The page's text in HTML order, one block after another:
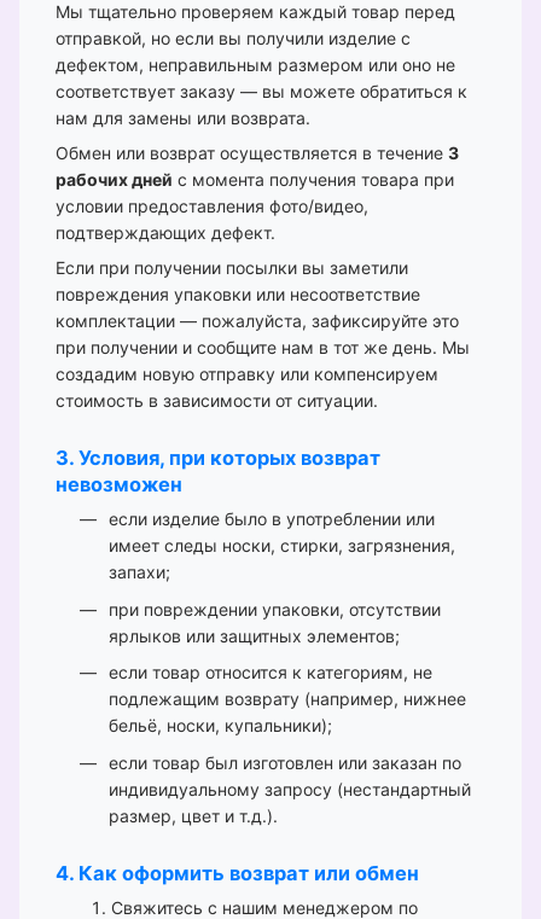
Мы тщательно проверяем каждый товар перед
отправкой, но если вы получили изделие с
дефектом, неправильным размером или оно не
соответствует заказу — вы можете обратиться к
нам для замены или возврата.
Обмен или возврат осуществляется в течение 3
рабочих дней с момента получения товара при
условии предоставления фото/видео,
подтверждающих дефект.
Если при получении посылки вы заметили
повреждения упаковки или несоответствие
комплектации — пожалуйста, зафиксируйте это
при получении и сообщите нам в тот же день. Мы
создадим новую отправку или компенсируем
стоимость в зависимости от ситуации.
3. Условия, при которых возврат
невозможен
если изделие было в употреблении или
имеет следы носки, стирки, загрязнения,
запахи;
при повреждении упаковки, отсутствии
ярлыков или защитных элементов;
если товар относится к категориям, не
подлежащим возврату (например, нижнее
бельё, носки, купальники);
если товар был изготовлен или заказан по
индивидуальному запросу (нестандартный
размер, цвет и т.д.).
4. Как оформить возврат или обмен
Свяжитесь с нашим менеджером по